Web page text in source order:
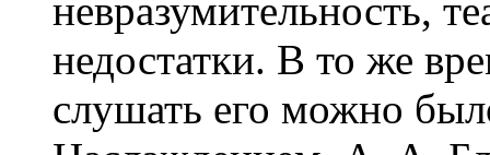
невразумительность,
недостатки. В то же
слушать его можно